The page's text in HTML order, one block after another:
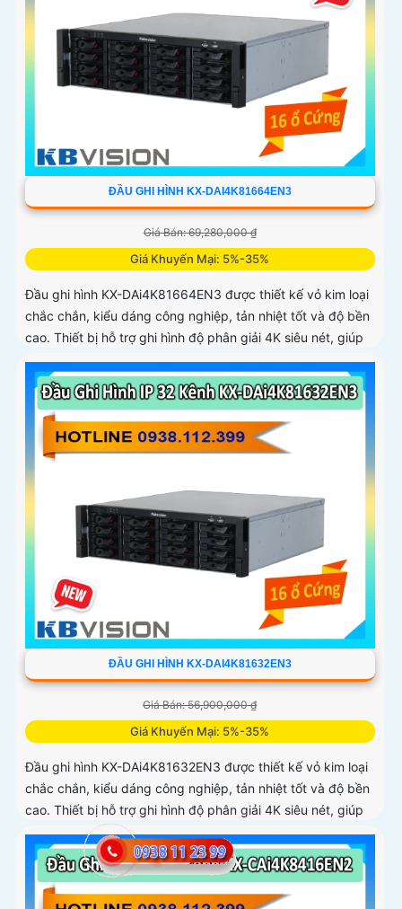
ĐẦU GHI HÌNH KX-DAI4K81664EN3
Giá Bán: 69,280,000 ₫
Giá Khuyến Mại: 5%-35%
Đầu ghi hình KX-DAi4K81664EN3 được thiết kế vỏ kim loại
chắc chắn, kiểu dáng công nghiệp, tản nhiệt tốt và độ bền
cao. Thiết bị hỗ trợ ghi hình độ phân giải 4K siêu nét, giúp
tái tạo chi tiết hình ảnh rõ ràng kể cả trong môi trường
phức tạp
ĐẦU GHI HÌNH KX-DAI4K81632EN3
Giá Bán: 56,900,000 ₫
Giá Khuyến Mại: 5%-35%
Đầu ghi hình KX-DAi4K81632EN3 được thiết kế vỏ kim loại
chắc chắn, kiểu dáng công nghiệp, tản nhiệt tốt và độ bền
cao. Thiết bị hỗ trợ ghi hình độ phân giải 4K siêu nét, giúp
tái tạo chi tiết hình ảnh rõ ràng kể cả trong môi trường
phức tạp